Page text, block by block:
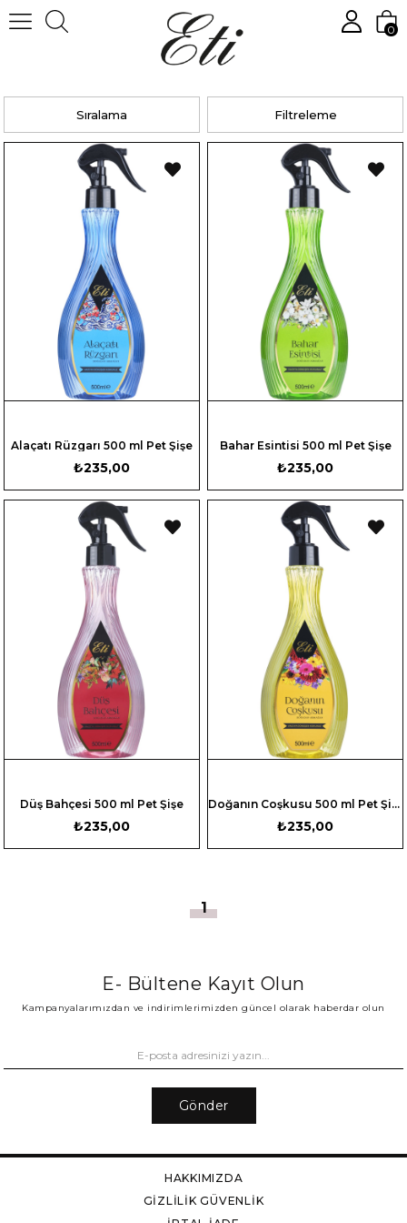
0
Eti Sprey
Filtreleme
Sıralama
Alaçatı Rüzgarı 500 ml Pet Şişe
₺235,00
Bahar Esintisi 500 ml Pet Şişe
₺235,00
Düş Bahçesi 500 ml Pet Şişe
₺235,00
Doğanın Coşkusu 500 ml Pet Şişe
₺235,00
1
E- Bültene Kayıt Olun
Kampanyalarımızdan ve indirimlerimizden güncel olarak haberdar olun
Gönder
HAKKIMIZDA
GİZLİLİK GÜVENLİK